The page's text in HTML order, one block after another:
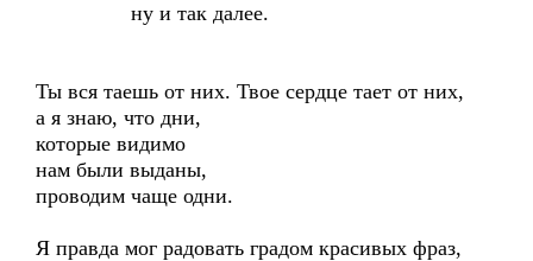
ну и так далее.
Ты вся таешь от них. Твое сердце тает от них,
а я знаю, что дни,
которые видимо
нам были выданы,
проводим чаще одни.
Я правда мог радовать градом красивых фраз,